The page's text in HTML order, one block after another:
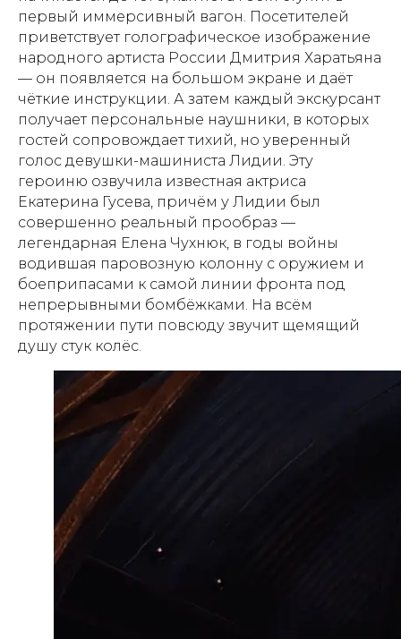
первый иммерсивный вагон. Посетителей
приветствует голографическое изображение
народного артиста России Дмитрия Харатьяна
— он появляется на большом экране и даёт
чёткие инструкции. А затем каждый экскурсант
получает персональные наушники, в которых
гостей сопровождает тихий, но уверенный
голос девушки-машиниста Лидии. Эту
героиню озвучила известная актриса
Екатерина Гусева, причём у Лидии был
совершенно реальный прообраз —
легендарная Елена Чухнюк, в годы войны
водившая паровозную колонну с оружием и
боеприпасами к самой линии фронта под
непрерывными бомбёжками. На всём
протяжении пути повсюду звучит щемящий
душу стук колёс.